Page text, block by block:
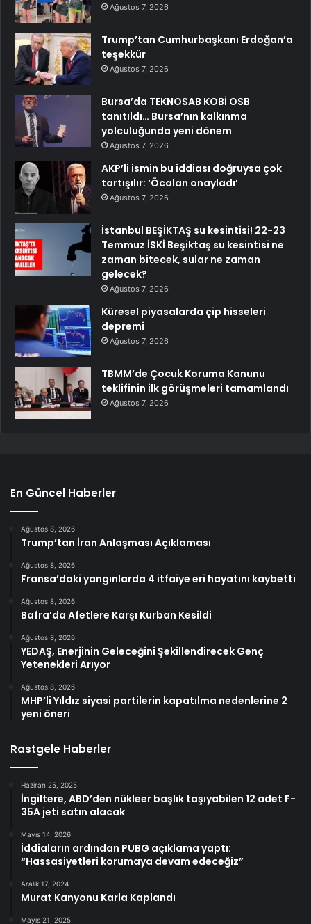
Ağustos 7, 2026
Trump’tan Cumhurbaşkanı Erdoğan’a
teşekkür
Ağustos 7, 2026
Bursa’da TEKNOSAB KOBİ OSB
tanıtıldı… Bursa’nın kalkınma
yolculuğunda yeni dönem
Ağustos 7, 2026
AKP’li ismin bu iddiası doğruysa çok
tartışılır: ‘Öcalan onayladı’
Ağustos 7, 2026
İstanbul BEŞİKTAŞ su kesintisi! 22-23
Temmuz İSKİ Beşiktaş su kesintisi ne
zaman bitecek, sular ne zaman
gelecek?
Ağustos 7, 2026
Küresel piyasalarda çip hisseleri
depremi
Ağustos 7, 2026
TBMM’de Çocuk Koruma Kanunu
teklifinin ilk görüşmeleri tamamlandı
Ağustos 7, 2026
En Güncel Haberler
Ağustos 8, 2026
Trump’tan İran Anlaşması Açıklaması
Ağustos 8, 2026
Fransa’daki yangınlarda 4 itfaiye eri hayatını kaybetti
Ağustos 8, 2026
Bafra’da Afetlere Karşı Kurban Kesildi
Ağustos 8, 2026
YEDAŞ, Enerjinin Geleceğini Şekillendirecek Genç
Yetenekleri Arıyor
Ağustos 8, 2026
MHP’li Yıldız siyasi partilerin kapatılma nedenlerine 2
yeni öneri
Rastgele Haberler
Haziran 25, 2025
İngiltere, ABD’den nükleer başlık taşıyabilen 12 adet F-
35A jeti satın alacak
Mayıs 14, 2026
İddiaların ardından PUBG açıklama yaptı:
“Hassasiyetleri korumaya devam edeceğiz”
Aralık 17, 2024
Murat Kanyonu Karla Kaplandı
Mayıs 21, 2025